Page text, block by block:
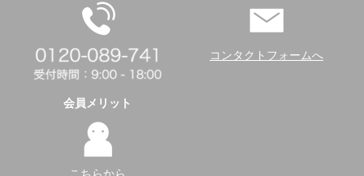
コンタクトフォームへ
会員メリット